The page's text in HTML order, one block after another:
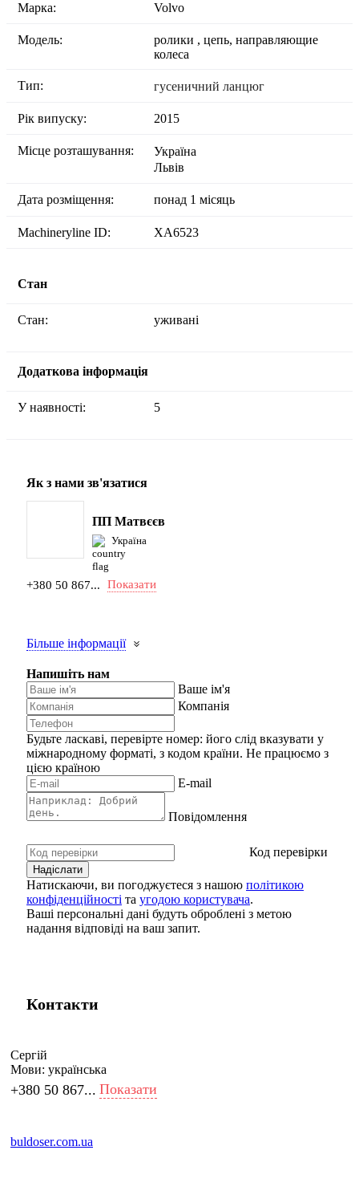
Марка: Volvo
Модель:
ролики , цепь, направляющие
колеса
Тип: гусеничний ланцюг
Рік випуску: 2015
Місце розташування:
Україна
Львів
Дата розміщення: понад 1 місяць
Machineryline ID: XA6523
Стан
Стан: уживані
Додаткова інформація
У наявності: 5
Як з нами зв'язатися
ПП Матвєєв
Україна
+380 50 867... Показати
Більше інформації
Напишіть нам
Ваше ім'я
Компанія
Будьте ласкаві, перевірте номер: його слід вказувати у
міжнародному форматі, з кодом країни. Не працюємо з
цією країною
E-mail
Повідомлення
Код перевірки
Натискаючи, ви погоджуєтеся з нашою політикою
конфіденційності та угодою користувача.
Ваші персональні дані будуть оброблені з метою
надання відповіді на ваш запит.
Контакти
Сергій
Мови: українська
+380 50 867... Показати
buldoser.com.ua